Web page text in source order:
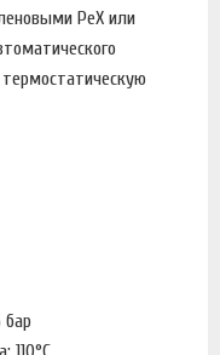
PeX или
бар